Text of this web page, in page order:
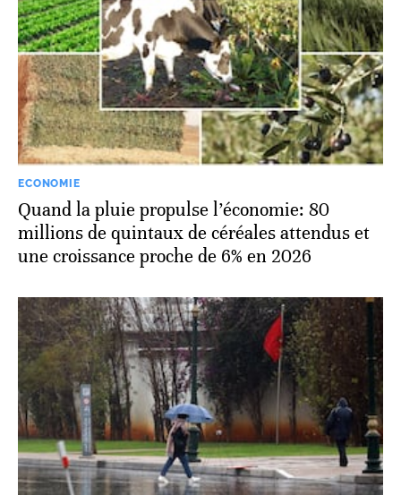
ECONOMIE
Quand la pluie propulse l’économie: 80
millions de quintaux de céréales attendus et
une croissance proche de 6% en 2026